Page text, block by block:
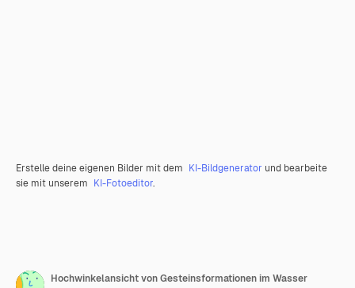
Erstelle deine eigenen Bilder mit dem KI-Bildgenerator und bearbeite
sie mit unserem KI-Fotoeditor.
Hochwinkelansicht von Gesteinsformationen im Wasser